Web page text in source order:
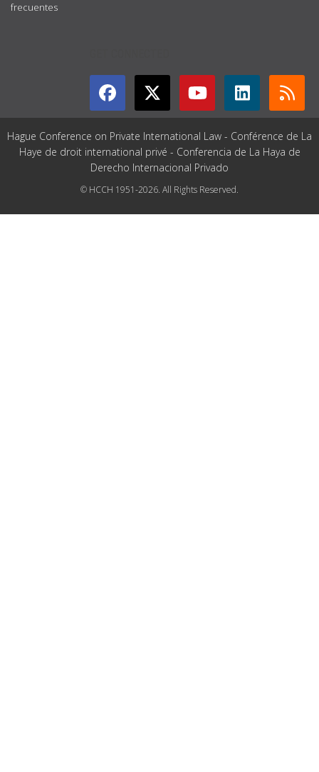
frecuentes
Hague Conference on Private International Law - Conférence de La
Haye de droit international privé - Conferencia de La Haya de
Derecho Internacional Privado
© HCCH 1951-2026. All Rights Reserved.